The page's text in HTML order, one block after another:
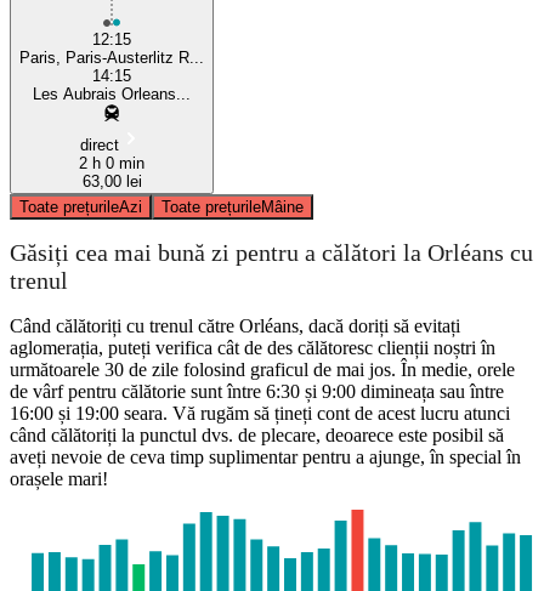
12:15
Paris, Paris-Austerlitz R...
14:15
Les Aubrais Orleans...
direct
2 h 0 min
63,00 lei
Toate prețurileAzi Toate prețurileMâine
Găsiți cea mai bună zi pentru a călători la Orléans cu
trenul
Când călătoriți cu trenul către Orléans, dacă doriți să evitați
aglomerația, puteți verifica cât de des călătoresc clienții noștri în
următoarele 30 de zile folosind graficul de mai jos. În medie, orele
de vârf pentru călătorie sunt între 6:30 și 9:00 dimineața sau între
16:00 și 19:00 seara. Vă rugăm să țineți cont de acest lucru atunci
când călătoriți la punctul dvs. de plecare, deoarece este posibil să
aveți nevoie de ceva timp suplimentar pentru a ajunge, în special în
orașele mari!